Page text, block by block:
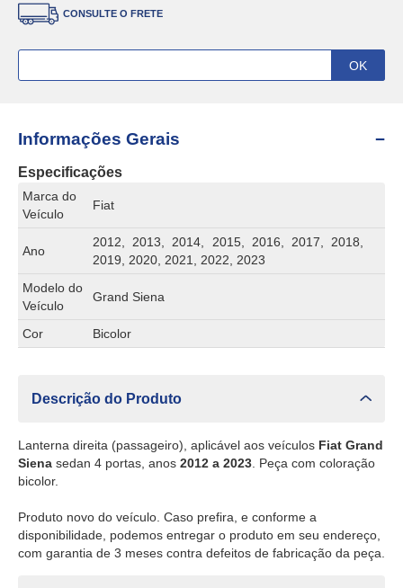
CONSULTE O FRETE
Informações Gerais
Especificações
Marca do
Veículo
Fiat
Ano
2012, 2013, 2014, 2015, 2016, 2017, 2018,
2019, 2020, 2021, 2022, 2023
Modelo do
Veículo
Grand Siena
Cor Bicolor
Descrição do Produto
Lanterna direita (passageiro), aplicável aos veículos Fiat Grand
Siena sedan 4 portas, anos 2012 a 2023 . Peça com coloração
bicolor.
Produto novo do veículo. Caso prefira, e conforme a
disponibilidade, podemos entregar o produto em seu endereço,
com garantia de 3 meses contra defeitos de fabricação da peça.